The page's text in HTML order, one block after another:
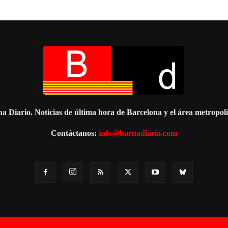
Diario. Noticias de última hora de Barcelona y el área
Contáctanos: info@barnadiario.com